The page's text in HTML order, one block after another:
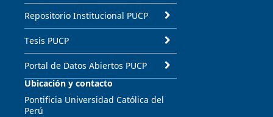
Repositorio Institucional PUCP
Tesis PUCP
Portal de Datos Abiertos PUCP
Ubicación y contacto
Pontificia Universidad Católica del
Perú